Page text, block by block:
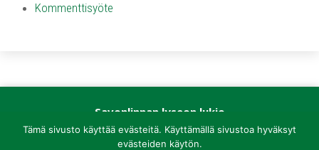
Kommenttisyöte
Savonlinnan lyseon lukio
Kirkkokatu 1
57100 Savonlinna
Tämä sivusto käyttää evästeitä. Käyttämällä sivustoa hyväksyt
evästeiden käytön.